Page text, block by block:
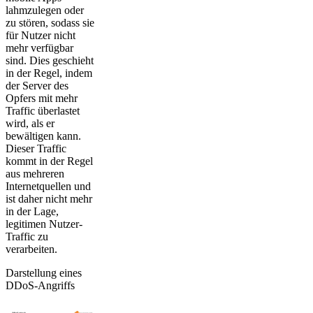
lahmzulegen oder
zu stören, sodass sie
für Nutzer nicht
mehr verfügbar
sind. Dies geschieht
in der Regel, indem
der Server des
Opfers mit mehr
Traffic überlastet
wird, als er
bewältigen kann.
Dieser Traffic
kommt in der Regel
aus mehreren
Internetquellen und
ist daher nicht mehr
in der Lage,
legitimen Nutzer-
Traffic zu
verarbeiten.
Darstellung eines
DDoS-Angriffs